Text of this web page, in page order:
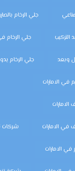
جلي الرخام
التركيب جلي الرخام
وبعد جلي الرخام
في الامارات
الامارات
في الامارات شركات
الامارات